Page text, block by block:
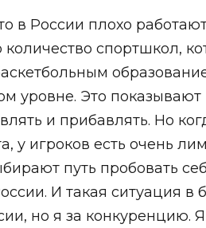
в России плохо
спортшкол,
уровне. Это
и прибавлять. Но
у игроков есть очень
путь пробовать
И такая ситуация
но я за конкуренцию. Я